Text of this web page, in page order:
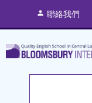
聯絡我們